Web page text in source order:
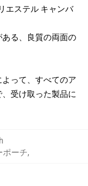
エステル キャンバ
る、良質の両面の
って、すべてのア
受け取った製品に
ポーチ,